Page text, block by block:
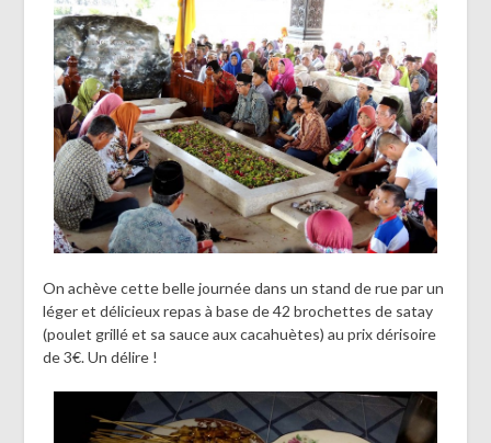
On achève cette belle journée dans un stand de rue par un
léger et délicieux repas à base de 42 brochettes de satay
(poulet grillé et sa sauce aux cacahuètes) au prix dérisoire
de 3€. Un délire !